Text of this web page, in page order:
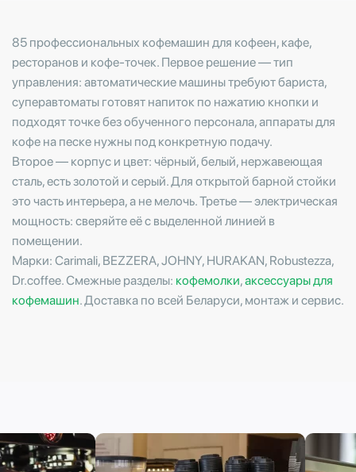
85 профессиональных кофемашин для кофеен, кафе,
ресторанов и кофе-точек. Первое решение — тип
управления: автоматические машины требуют бариста,
суперавтоматы готовят напиток по нажатию кнопки и
подходят точке без обученного персонала, аппараты для
кофе на песке нужны под конкретную подачу.
Второе — корпус и цвет: чёрный, белый, нержавеющая
сталь, есть золотой и серый. Для открытой барной стойки
это часть интерьера, а не мелочь. Третье — электрическая
мощность: сверяйте её с выделенной линией в
помещении.
Марки: Carimali, BEZZERA, JOHNY, HURAKAN, Robustezza,
Dr.coffee. Смежные разделы: кофемолки,аксессуары для
кофемашин. Доставка по всей Беларуси, монтаж и сервис.